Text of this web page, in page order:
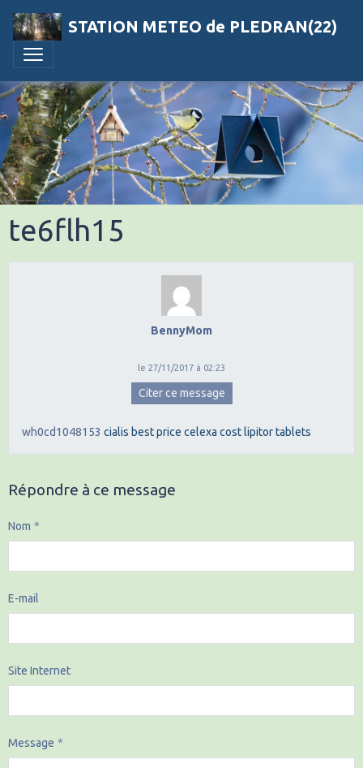
STATION METEO de PLEDRAN(22)
te6flh15
BennyMom
le 27/11/2017 à 02:23
Citer ce message
wh0cd1048153 cialis best price celexa cost lipitor tablets
Répondre à ce message
Nom
E-mail
Site Internet
Message